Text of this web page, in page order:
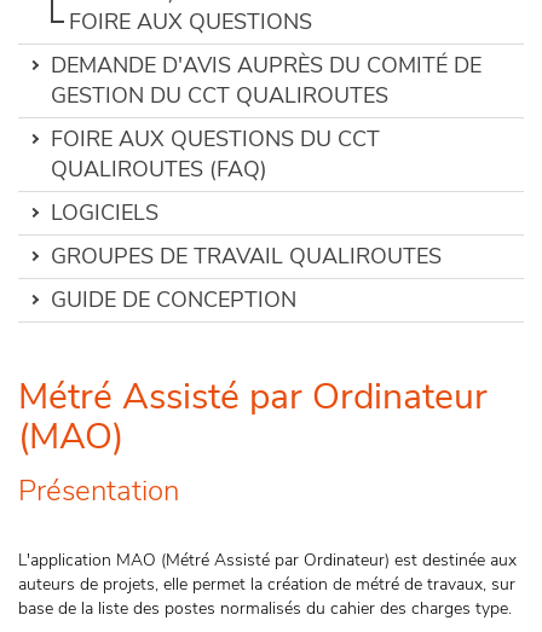
FOIRE AUX QUESTIONS
DEMANDE D'AVIS AUPRÈS DU COMITÉ DE
GESTION DU CCT QUALIROUTES
FOIRE AUX QUESTIONS DU CCT
QUALIROUTES (FAQ)
LOGICIELS
GROUPES DE TRAVAIL QUALIROUTES
GUIDE DE CONCEPTION
Métré Assisté par Ordinateur
(MAO)
Présentation
L'application MAO (Métré Assisté par Ordinateur) est destinée aux
auteurs de projets, elle permet la création de métré de travaux, sur
base de la liste des postes normalisés du cahier des charges type.